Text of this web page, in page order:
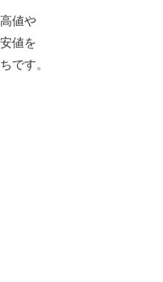
値や
値を
です。